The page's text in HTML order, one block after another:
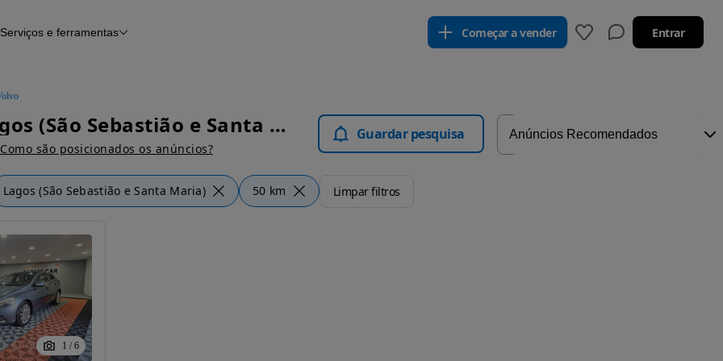
Serviços e ferramentas Começar a vender Entrar
Volvo Lagos (São Sebastião e Santa Maria) - Carros
Como são posicionados os anúncios?
Guardar pesquisa
Lagos (São Sebastião e Santa Maria) 50 km Limpar filtros
1 / 6